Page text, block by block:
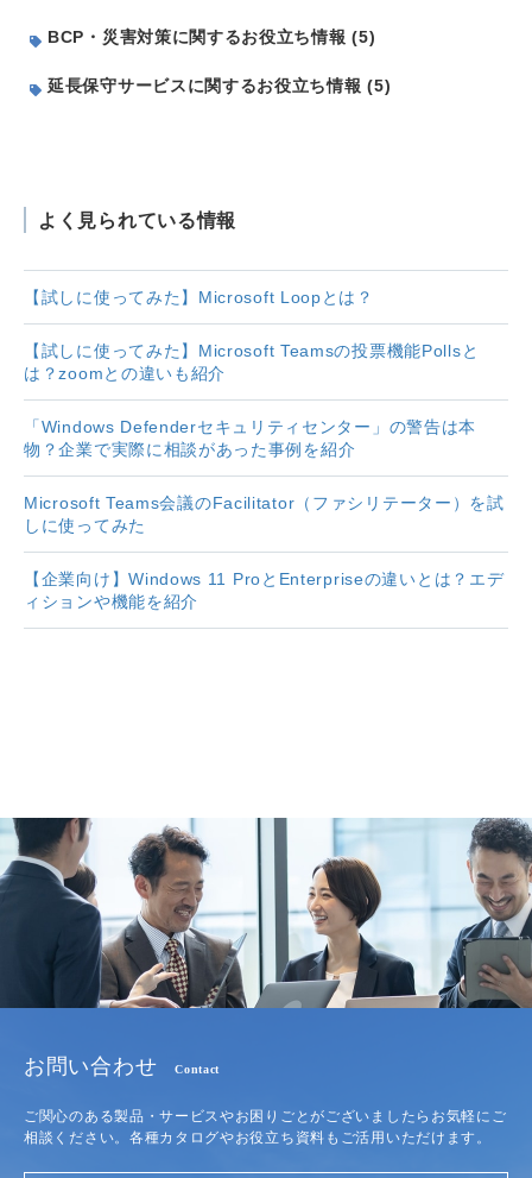
BCP・災害対策に関するお役立ち情報 (5)
延長保守サービスに関するお役立ち情報 (5)
よく見られている情報
【試しに使ってみた】Microsoft Loopとは？
【試しに使ってみた】Microsoft Teamsの投票機能Pollsと
は？zoomとの違いも紹介
「Windows Defenderセキュリティセンター」の警告は本
物？企業で実際に相談があった事例を紹介
Microsoft Teams会議のFacilitator（ファシリテーター）を試
しに使ってみた
【企業向け】Windows 11 ProとEnterpriseの違いとは？エデ
ィションや機能を紹介
お問い合わせ Contact
ご関心のある製品・サービスやお困りごとがございましたらお気軽にご
相談ください。各種カタログやお役立ち資料もご活用いただけます。